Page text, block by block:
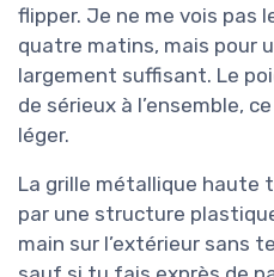
flipper. Je ne me vois pas
quatre matins, mais pour
largement suffisant. Le
de sérieux à l’ensemble,
léger.
La grille métallique haute
par une structure
main sur l’extérieur sans